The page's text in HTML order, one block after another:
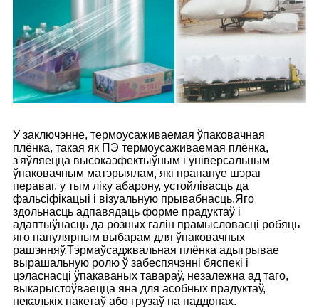
У заключэнне, термоусаживаемая ўпаковачная
плёнка, такая як ПЭ термоусаживаемая плёнка,
з'яўляецца высокаэфектыўным і універсальным
ўпаковачным матэрыялам, які прапануе шэраг
пераваг, у тым ліку абарону, устойлівасць да
фальсіфікацыі і візуальную прывабнасць.Яго
здольнасць адпавядаць форме прадуктаў і
адаптыўнасць да розных галін прамысловасці робяць
яго папулярным выбарам для ўпаковачных
рашэнняў.Тэрмаўсаджвальная плёнка адыгрывае
вырашальную ролю ў забеспячэнні бяспекі і
цэласнасці ўпакаваных тавараў, незалежна ад таго,
выкарыстоўваецца яна для асобных прадуктаў,
некалькіх пакетаў або грузаў на паддонах.